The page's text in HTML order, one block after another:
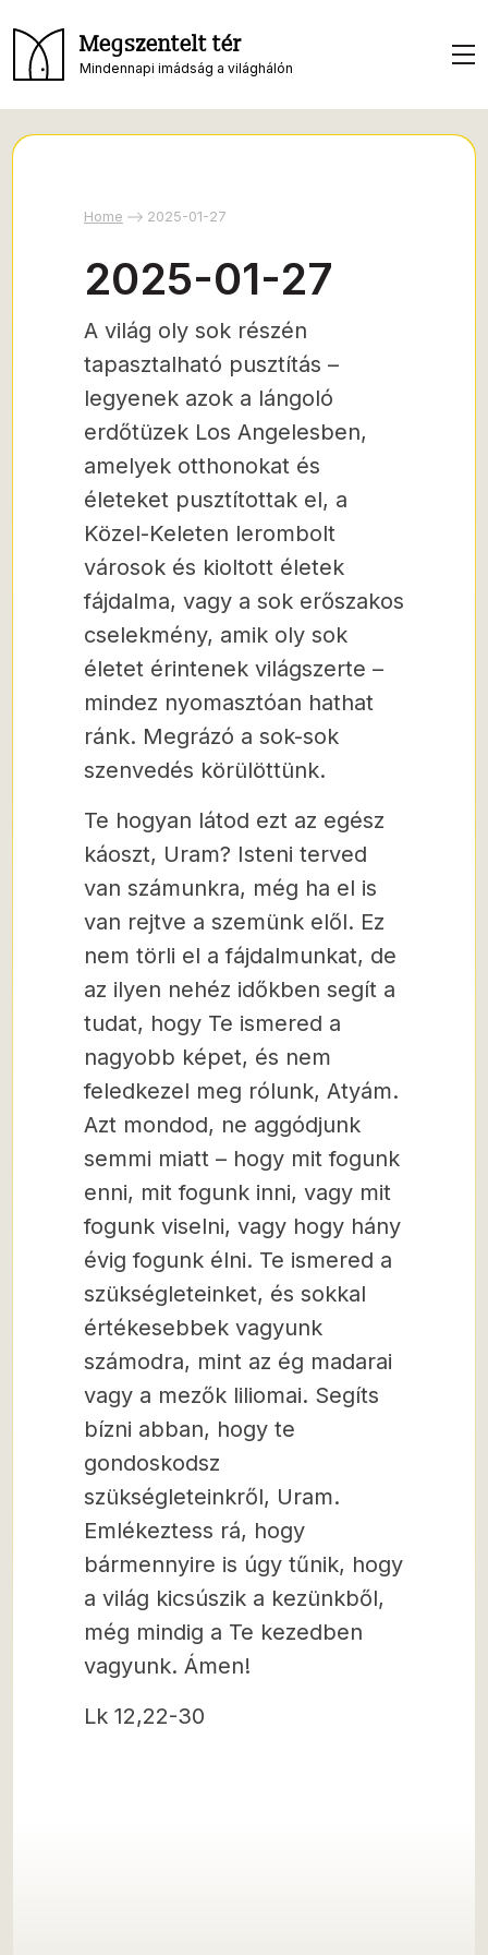
Megszentelt tér
Mindennapi imádság a világhálón
Home 2025-01-27
2025-01-27
A világ oly sok részén
tapasztalható pusztítás –
legyenek azok a lángoló
erdőtüzek Los Angelesben,
amelyek otthonokat és
életeket pusztítottak el, a
Közel-Keleten lerombolt
városok és kioltott életek
fájdalma, vagy a sok erőszakos
cselekmény, amik oly sok
életet érintenek világszerte –
mindez nyomasztóan hathat
ránk. Megrázó a sok-sok
szenvedés körülöttünk.
Te hogyan látod ezt az egész
káoszt, Uram? Isteni terved
van számunkra, még ha el is
van rejtve a szemünk elől. Ez
nem törli el a fájdalmunkat, de
az ilyen nehéz időkben segít a
tudat, hogy Te ismered a
nagyobb képet, és nem
feledkezel meg rólunk, Atyám.
Azt mondod, ne aggódjunk
semmi miatt – hogy mit fogunk
enni, mit fogunk inni, vagy mit
fogunk viselni, vagy hogy hány
évig fogunk élni. Te ismered a
szükségleteinket, és sokkal
értékesebbek vagyunk
számodra, mint az ég madarai
vagy a mezők liliomai. Segíts
bízni abban, hogy te
gondoskodsz
szükségleteinkről, Uram.
Emlékeztess rá, hogy
bármennyire is úgy tűnik, hogy
a világ kicsúszik a kezünkből,
még mindig a Te kezedben
vagyunk. Ámen!
Lk 12,22-30